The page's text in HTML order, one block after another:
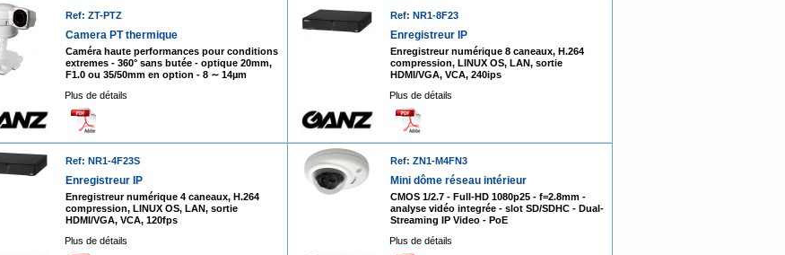
Ref: ZT-PTZ
Camera PT thermique
Caméra haute performances pour conditions
extremes - 360° sans butée - optique 20mm,
F1.0 ou 35/50mm en option - 8 ∼ 14µm
Plus de détails
Ref: NR1-8F23
Enregistreur IP
Enregistreur numérique 8 caneaux, H.264
compression, LINUX OS, LAN, sortie
HDMI/VGA, VCA, 240ips
Plus de détails
Ref: NR1-4F23S
Enregistreur IP
Enregistreur numérique 4 caneaux, H.264
compression, LINUX OS, LAN, sortie
HDMI/VGA, VCA, 120fps
Plus de détails
Ref: ZN1-M4FN3
Mini dôme réseau intérieur
CMOS 1/2.7 - Full-HD 1080p25 - f=2.8mm -
analyse vidéo integrée - slot SD/SDHC - Dual-
Streaming IP Video - PoE
Plus de détails